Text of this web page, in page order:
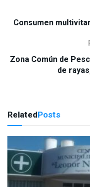
Consumen
Zona Común de
de
RelatedPosts